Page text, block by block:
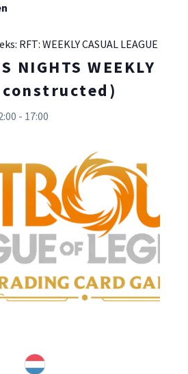
RFT: WEEKLY CASUAL LEAGUE
NIGHTS WEEKLY
- 17:00